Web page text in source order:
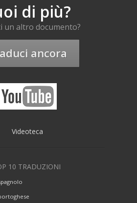
di più?
un altro documento?
ancora
Videoteca
10 TRADUZIONI